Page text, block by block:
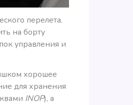
перелета.
на борту
управления и
хорошее
для хранения
INOP), а